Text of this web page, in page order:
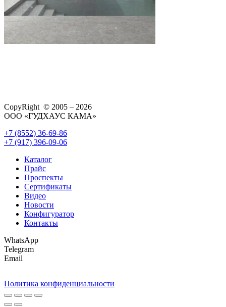
CopyRight © 2005 – 2026
ООО «ГУДХАУС КАМА»
+7 (8552) 36-69-86
+7 (917) 396-09-06
Каталог
Прайс
Проспекты
Сертификаты
Видео
Новости
Конфигуратор
Контакты
WhatsApp
Telegram
Email
Политика конфиденциальности